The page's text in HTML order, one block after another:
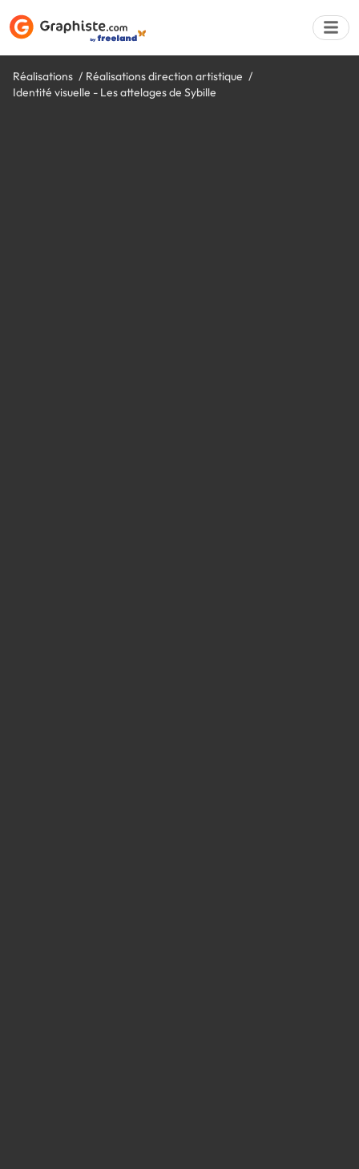
Réalisations
Réalisations direction artistique
Identité visuelle - Les attelages de Sybille